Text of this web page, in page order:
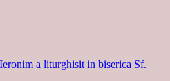
a liturghisit in biserica Sf.